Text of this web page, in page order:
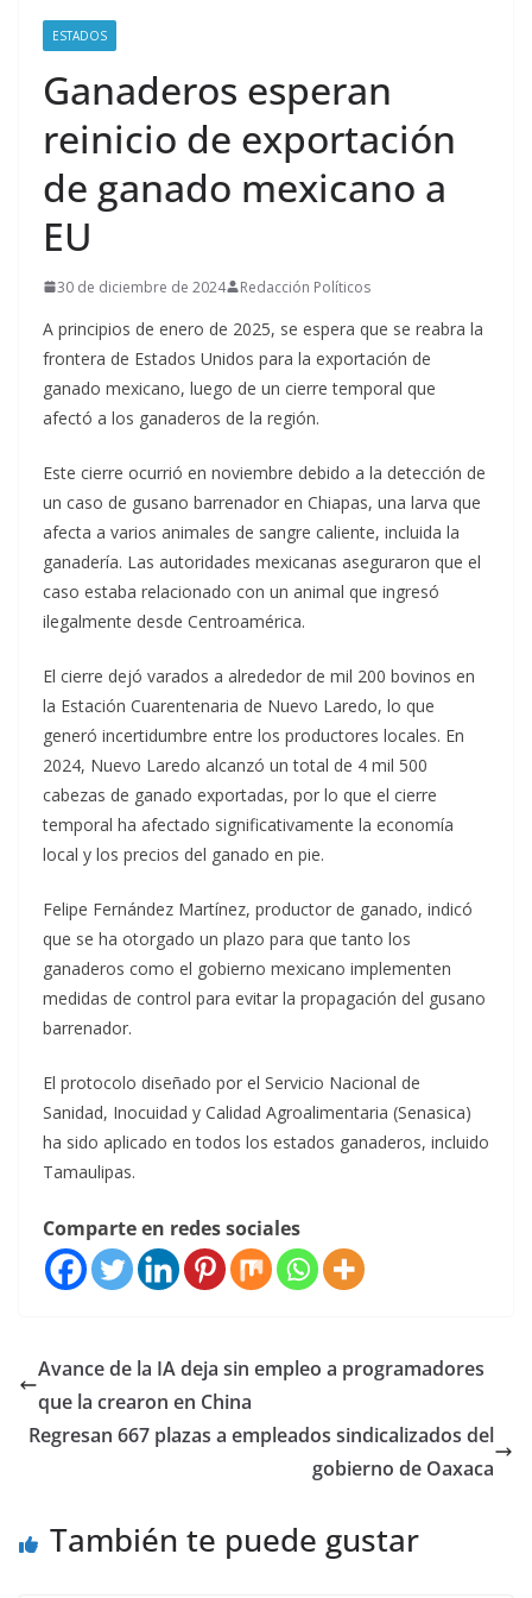
ESTADOS
Ganaderos esperan
reinicio de exportación
de ganado mexicano a
EU
30 de diciembre de 2024 Redacción Políticos
A principios de enero de 2025, se espera que se reabra la
frontera de Estados Unidos para la exportación de
ganado mexicano, luego de un cierre temporal que
afectó a los ganaderos de la región.
Este cierre ocurrió en noviembre debido a la detección de
un caso de gusano barrenador en Chiapas, una larva que
afecta a varios animales de sangre caliente, incluida la
ganadería. Las autoridades mexicanas aseguraron que el
caso estaba relacionado con un animal que ingresó
ilegalmente desde Centroamérica.
El cierre dejó varados a alrededor de mil 200 bovinos en
la Estación Cuarentenaria de Nuevo Laredo, lo que
generó incertidumbre entre los productores locales. En
2024, Nuevo Laredo alcanzó un total de 4 mil 500
cabezas de ganado exportadas, por lo que el cierre
temporal ha afectado significativamente la economía
local y los precios del ganado en pie.
Felipe Fernández Martínez, productor de ganado, indicó
que se ha otorgado un plazo para que tanto los
ganaderos como el gobierno mexicano implementen
medidas de control para evitar la propagación del gusano
barrenador.
El protocolo diseñado por el Servicio Nacional de
Sanidad, Inocuidad y Calidad Agroalimentaria (Senasica)
ha sido aplicado en todos los estados ganaderos, incluido
Tamaulipas.
Comparte en redes sociales
Avance de la IA deja sin empleo a programadores
que la crearon en China
Regresan 667 plazas a empleados sindicalizados del
gobierno de Oaxaca
También te puede gustar